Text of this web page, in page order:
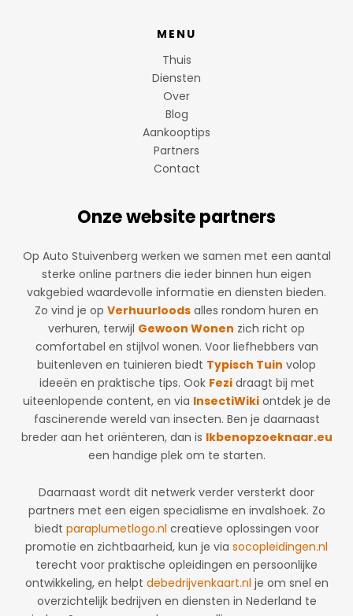
MENU
Thuis
Diensten
Over
Blog
Aankooptips
Partners
Contact
Onze website partners
Op Auto Stuivenberg werken we samen met een aantal
sterke online partners die ieder binnen hun eigen
vakgebied waardevolle informatie en diensten bieden.
Zo vind je op Verhuurloods alles rondom huren en
verhuren, terwijl Gewoon Wonen zich richt op
comfortabel en stijlvol wonen. Voor liefhebbers van
buitenleven en tuinieren biedt Typisch Tuin volop
ideeën en praktische tips. Ook Fezidraagt bij met
uiteenlopende content, en via InsectiWikiontdek je de
fascinerende wereld van insecten. Ben je daarnaast
breder aan het oriënteren, dan is Ikbenopzoeknaar.eu
een handige plek om te starten.
Daarnaast wordt dit netwerk verder versterkt door
partners met een eigen specialisme en invalshoek. Zo
biedt paraplumetlogo.nl creatieve oplossingen voor
promotie en zichtbaarheid, kun je via socopleidingen.nl
terecht voor praktische opleidingen en persoonlijke
ontwikkeling, en helpt debedrijvenkaart.nl je om snel en
overzichtelijk bedrijven en diensten in Nederland te